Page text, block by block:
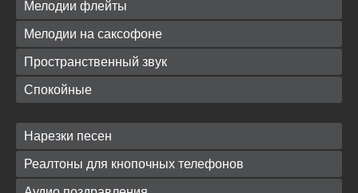
Мелодии флейты
Мелодии на саксофоне
Пространственный звук
Спокойные
Нарезки песен
Реалтоны для кнопочных телефонов